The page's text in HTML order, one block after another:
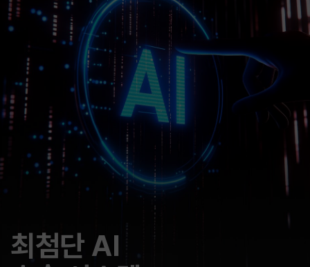
성병 클리닉
배뇨장애 클리닉
남성 클리닉
여성 클리닉
GOLDMAN
빠른 길이 아닌
최첨단 AI
GOLDMAN
빠른 길이 아닌